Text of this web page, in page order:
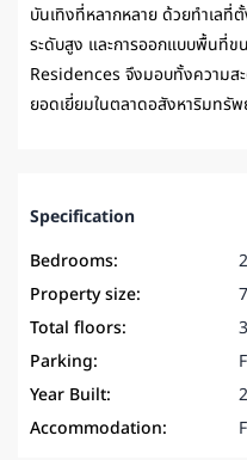
บันเทิงที่หลากหลาย ด้วยทำเลที่
ระดับสูง และการออกแบบพื้นที่
Residences จึงมอบทั้งความส
ยอดเยี่ยมในตลาดอสังหาริมทรั
Specification
Bedrooms:
2
Property size:
Total floors:
Parking:
Year Built:
Accommodation: